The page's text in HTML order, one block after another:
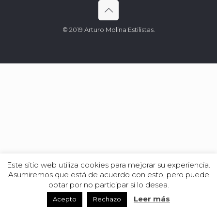
© 2019 Arturo Molina Estilistas.
Este sitio web utiliza cookies para mejorar su experiencia.
Asumiremos que está de acuerdo con esto, pero puede
optar por no participar si lo desea.
Acepto Rechazo Leer más